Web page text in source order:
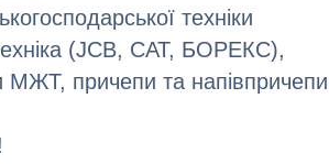
техніки
(JCB, САТ, БОРЕКС),
МЖТ, причепи та